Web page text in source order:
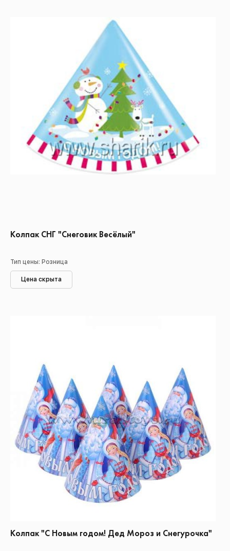
Колпак СНГ "Снеговик Весёлый"
Тип цены: Розница
Цена скрыта
Колпак "С Новым годом! Дед Мороз и Снегурочка"